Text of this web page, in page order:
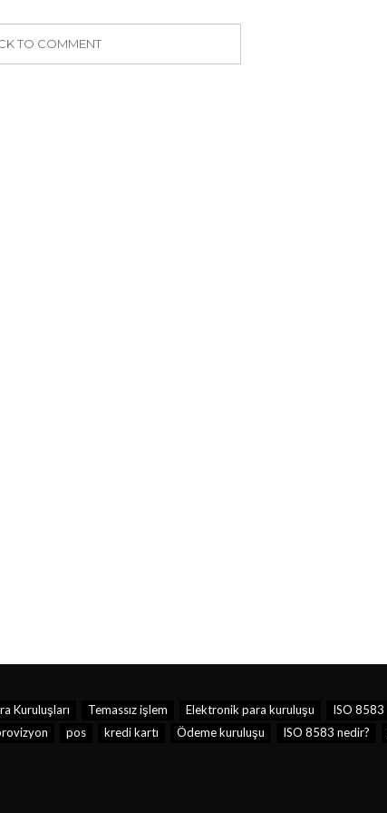
TO COMMENT
Kuruluşları Temassız işlem Elektronik para kuruluşu ISO 8583
pos kredi kartı Ödeme kuruluşu ISO 8583 nedir?